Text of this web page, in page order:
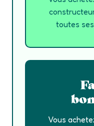
toutes
Vous